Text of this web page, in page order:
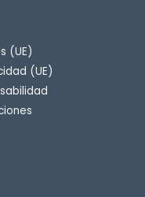
(UE)
(UE)